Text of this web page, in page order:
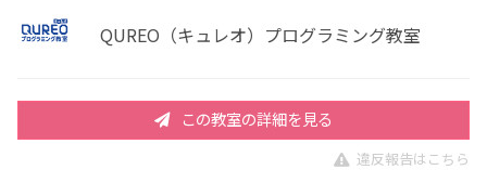
QUREO（キュレオ）プログラミング教室
この教室の詳細を見る
違反報告はこちら